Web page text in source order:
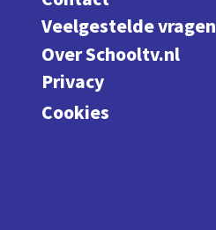
Veelgestelde vragen
Over Schooltv.nl
Privacy
Cookies